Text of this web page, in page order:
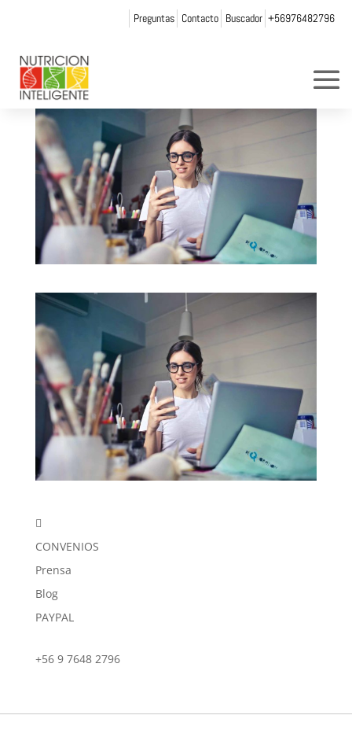
Preguntas Contacto Buscador +56976482796
porWeb Admin NI

CONVENIOS
Prensa
Blog
PAYPAL
+56 9 7648 2796